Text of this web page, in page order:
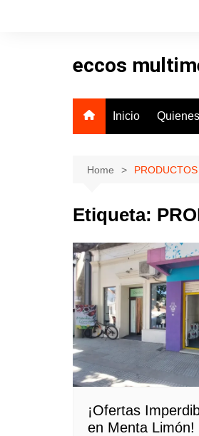
eccos
Inicio
Home
Etiqueta:
¡Ofertas
en Menta Limón!